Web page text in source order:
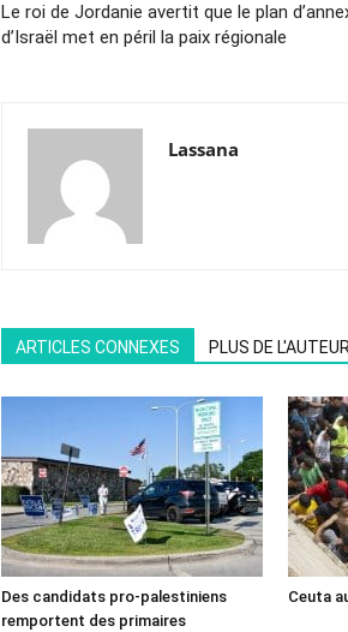
Le roi de Jordanie avertit que le plan
d’Israël met en péril la paix régionale
Lassana
ARTICLES CONNEXES PLUS DE L'AUTEUR
Des candidats pro-palestiniens
remportent des primaires
Ceuta